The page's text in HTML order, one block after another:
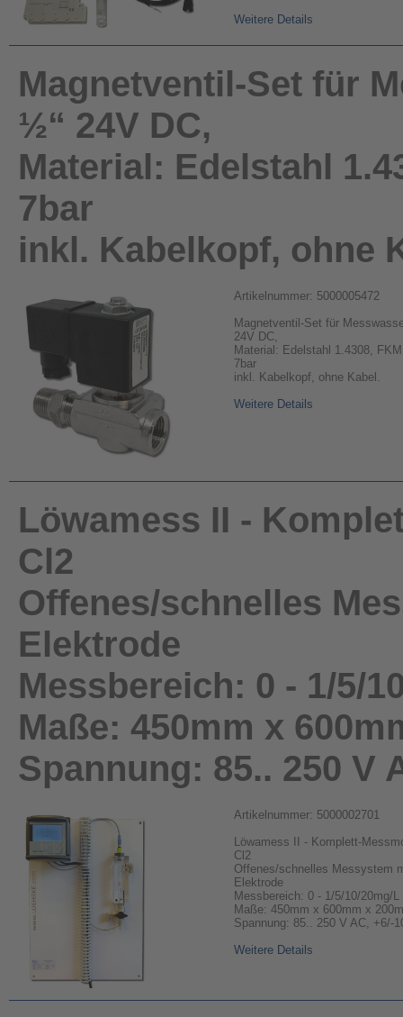
Weitere Details
Magnetventil-Set für
½“ 24V DC,
Material: Edelstahl
7bar
inkl. Kabelkopf, ohne
Artikelnummer: 5000005472
Magnetventil-Set für
24V DC,
Material: Edelstahl 1.4308,
7bar
inkl. Kabelkopf, ohne Kabel.
Weitere Details
Löwamess II -
Cl2
Offenes/schnelles
Elektrode
Messbereich: 0 - 1/5/
Maße: 450mm x
Spannung: 85.. 250 V
Artikelnummer: 5000002701
Löwamess II - Komplett-
Cl2
Offenes/schnelles Messystem
Elektrode
Messbereich: 0 - 1/5/10/20mg/L
Maße: 450mm x 600mm x
Spannung: 85.. 250 V AC, +6/-
Weitere Details